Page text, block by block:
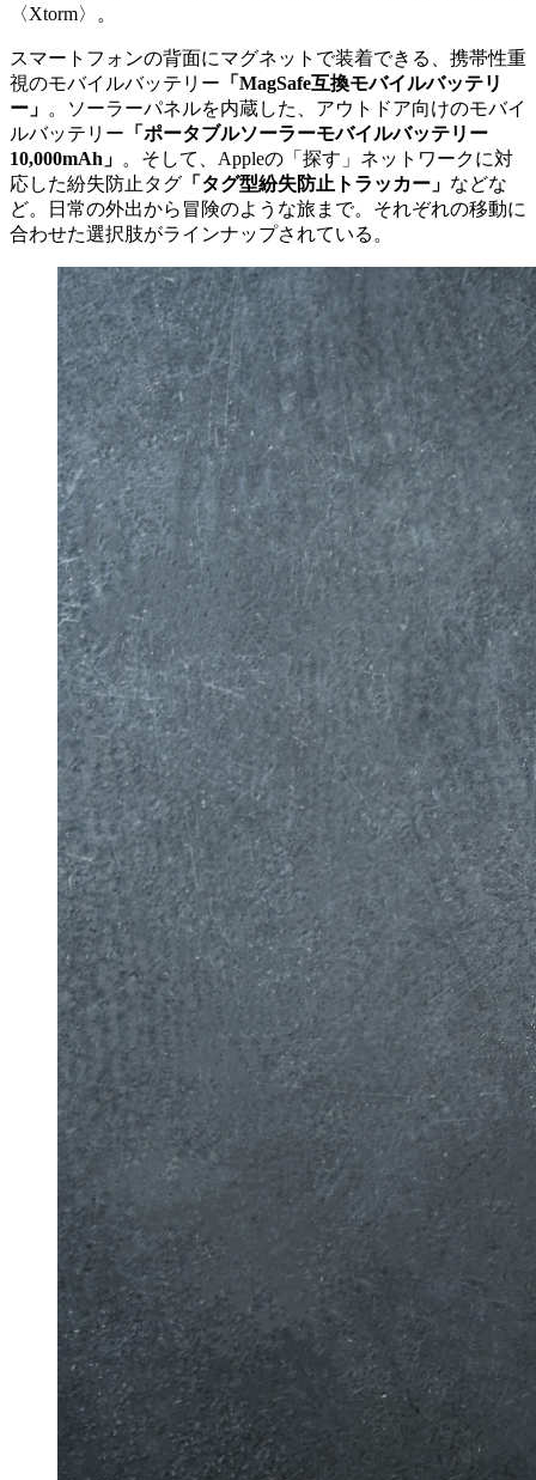
〈Xtorm〉。
スマートフォンの背面にマグネットで装着できる、携帯性重
視のモバイルバッテリー 「MagSafe互換モバイルバッテリ
ー」 。ソーラーパネルを内蔵した、アウトドア向けのモバイ
ルバッテリー 「ポータブルソーラーモバイルバッテリー
10,000mAh」 。そして、Appleの「探す」ネットワークに対
応した紛失防止タグ 「タグ型紛失防止トラッカー」 などな
ど。日常の外出から冒険のような旅まで。それぞれの移動に
合わせた選択肢がラインナップされている。